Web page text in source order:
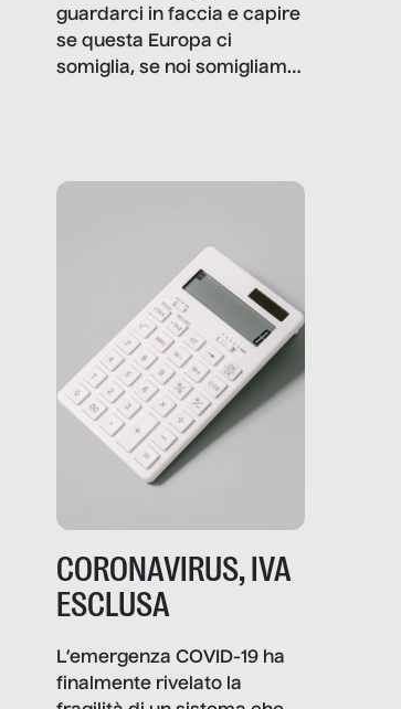
guardarci in faccia e capire
se questa Europa ci
somiglia, se noi somigliamo
comunica, quanto vale […]
CORONAVIRUS, IVA
ESCLUSA
L’emergenza COVID-19 ha
finalmente rivelato la